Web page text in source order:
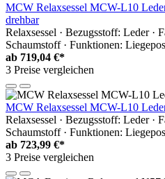
MCW Relaxsessel MCW-L10
drehbar
Relaxsessel · Bezugsstoff: Leder ·
Schaumstoff · Funktionen:
ab 719,04 €*
3 Preise vergleichen
MCW Relaxsessel MCW-L10
Relaxsessel · Bezugsstoff: Leder ·
Schaumstoff · Funktionen:
ab 723,99 €*
3 Preise vergleichen